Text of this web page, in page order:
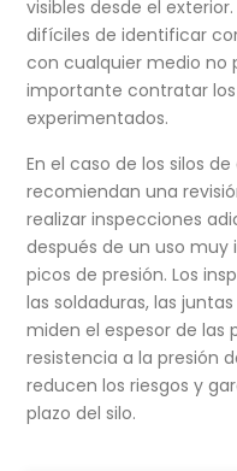
visibles desde el
difíciles de identificar
con cualquier medio no
importante contratar
experimentados.
En el caso de los silos
recomiendan una
realizar inspecciones
después de un uso
picos de presión. Los
las soldaduras, las
miden el espesor de las
resistencia a la presión
reducen los riesgos y
plazo del silo.